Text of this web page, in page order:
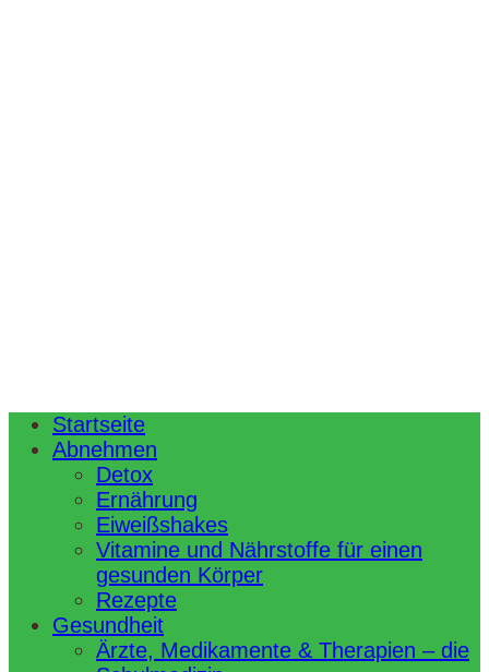
Startseite
Abnehmen
Detox
Ernährung
Eiweißshakes
Vitamine und Nährstoffe für einen
gesunden Körper
Rezepte
Gesundheit
Ärzte, Medikamente & Therapien – die